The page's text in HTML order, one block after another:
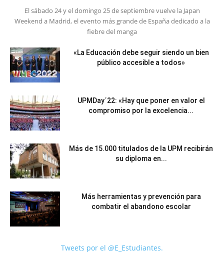
El sábado 24 y el domingo 25 de septiembre vuelve la Japan
Weekend a Madrid, el evento más grande de España dedicado a la
fiebre del manga
«La Educación debe seguir siendo un bien
público accesible a todos»
UPMDay´22: «Hay que poner en valor el
compromiso por la excelencia...
Más de 15.000 titulados de la UPM recibirán
su diploma en...
Más herramientas y prevención para
combatir el abandono escolar
Tweets por el @E_Estudiantes.